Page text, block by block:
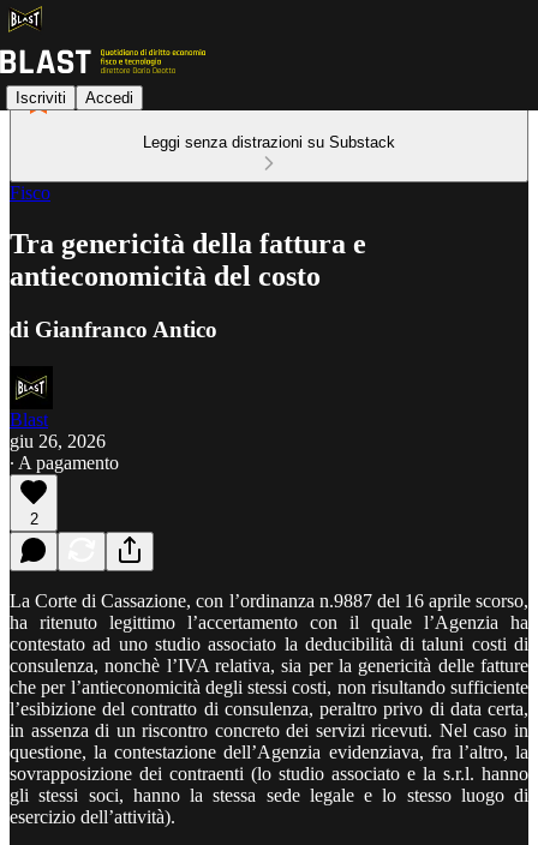
Iscriviti Accedi
Leggi senza distrazioni su Substack
Fisco
Tra genericità della fattura e
antieconomicità del costo
di Gianfranco Antico
Blast
giu 26, 2026
∙ A pagamento
2
La Corte di Cassazione, con l’ordinanza n.9887 del 16 aprile scorso,
ha ritenuto legittimo l’accertamento con il quale l’Agenzia ha
contestato ad uno studio associato la deducibilità di taluni costi di
consulenza, nonchè l’IVA relativa, sia per la genericità delle fatture
che per l’antieconomicità degli stessi costi, non risultando sufficiente
l’esibizione del contratto di consulenza, peraltro privo di data certa,
in assenza di un riscontro concreto dei servizi ricevuti. Nel caso in
questione, la contestazione dell’Agenzia evidenziava, fra l’altro, la
sovrapposizione dei contraenti (lo studio associato e la s.r.l. hanno
gli stessi soci, hanno la stessa sede legale e lo stesso luogo di
esercizio dell’attività).